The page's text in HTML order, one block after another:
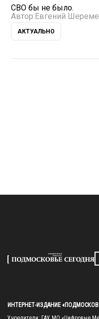
СВО бы не было.
Автор:Евгений
АКТУАЛЬНО
ИНТЕРНЕТ-ИЗДАНИЕ